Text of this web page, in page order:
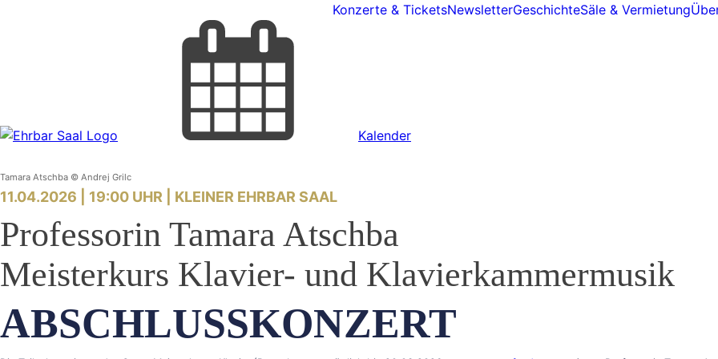
Konzerte & TicketsNewsletterGeschichteSäle & Vermietung
Kalender
Tamara Atschba © Andrej Grilc
11.04.2026 | 19:00 UHR | KLEINER EHRBAR SAAL
Professorin Tamara Atschba
Meisterkurs Klavier- und Klavierkammermusik
ABSCHLUSSKONZERT